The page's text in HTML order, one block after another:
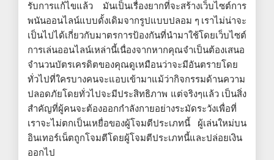
รับการแก้ไขแล้ว มันเป็นเรื่องยากที่จะสร้างเว็บไซต์การ
พนันออนไลน์แบบดั้งเดิมจากรูปแบบปลอม ๆ เราไม่น่าจะ
เป็นไปได้เกี่ยวกับมาตรการป้องกันที่นำมาใช้โดยเว็บไซต์
การเล่นออนไลน์เหล่านี้เนื่องจากหากคุณจำเป็นต้องเสนอ
จำนวนบัตรเครดิตของคุณดูเหมือนว่าจะมีอันตรายโดย
ทั่วไปที่ใครบางคนจะแอบเข้ามาแม้ว่ากิจกรรมด้านความ
ปลอดภัยโดยทั่วไปจะมีประสิทธิภาพ แต่จริงๆแล้ว เป็นสิ่ง
สำคัญที่ผู้คนจะต้องออกกำลังกายอย่างระมัดระวังเพื่อที่
เราจะไม่ตกเป็นเหยื่อของผู้โจมตีประเภทนี้ ผู้เล่นใหม่บน
อินเทอร์เน็ตถูกโจมตีโดยผู้โจมตีประเภทนี้และปล่อยเงิน
ออกไป